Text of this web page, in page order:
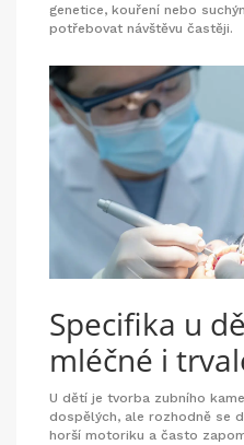
genetice, kouření nebo
potřebovat návštěvu častěji.
Specifika u
mléčné i
U dětí je tvorba zubního
dospělých, ale rozhodně se
horší motoriku a často